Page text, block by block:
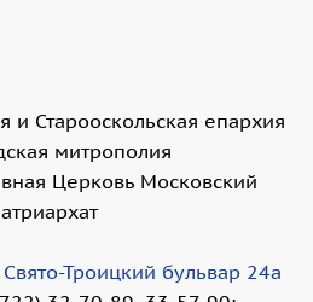
и Старооскольская епархия
митрополия
Церковь Московский
Троицкий бульвар 24а